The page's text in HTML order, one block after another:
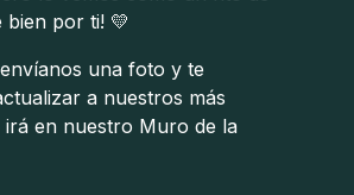
bien por ti! 💛
una foto y te
a nuestros más
irá en nuestro Muro de la